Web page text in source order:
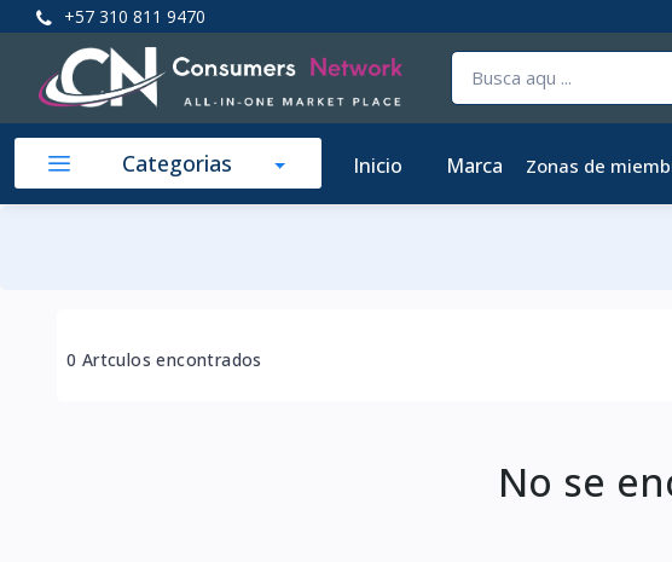
+57 310 811 9470
Categorias Inicio Marca Zonas de
0 Artculos encontrados
No se